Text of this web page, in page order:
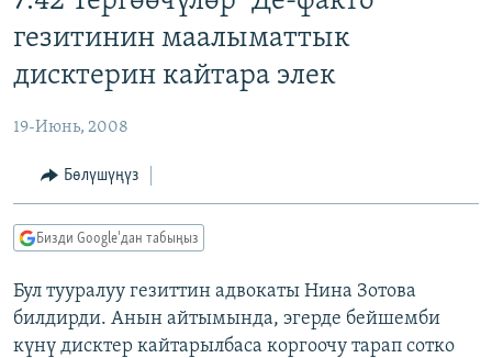
салыңызКЫРГЫЗСТАН
МАДАНИЯТ
ТВ ПРОГРАММАЛАР
БҮГҮН АЗАТТЫКТА
ДАНИСТЕ
ПОДКАСТ
ОНЛАЙН ШЕРИНЕ
гезитинин маалыматтык
дисктерин кайтара элек
19-Июнь, 2008
Бөлүшүңүз
Бизди Google'дан табыңыз
Бул тууралуу гезиттин адвокаты Нина Зотова
билдирди. Анын айтымында, эгерде бейшемби
күнү дисктер кайтарылбаса коргоочу тарап сотко